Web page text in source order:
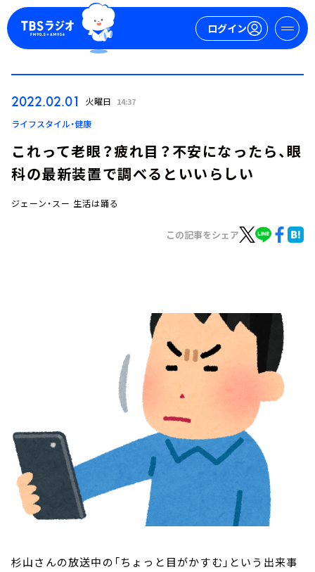
ログイン
ログイン
2022.02.01 火曜日 14:37
ライフスタイル・健康
これって老眼？疲れ目？不安になったら、眼
科の最新装置で調べるといいらしい
ジェーン・スー 生活は踊る
この記事をシェア
杉山さんの放送中の「ちょっと目がかすむ」という出来事